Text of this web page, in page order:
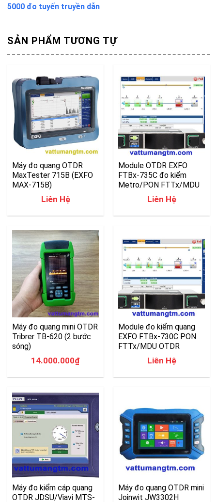
5000 đo tuyến truyền dẫn
SẢN PHẨM TƯƠNG TỰ
Máy đo quang OTDR
MaxTester 715B (EXFO
MAX-715B)
Liên Hệ
Module OTDR EXFO
FTBx-735C đo kiểm
Metro/PON FTTx/MDU
Liên Hệ
Máy đo quang mini OTDR
Tribrer TB-620 (2 bước
sóng)
14.000.000₫
Module đo kiểm quang
EXFO FTBx-730C PON
FTTx/MDU OTDR
Liên Hệ
Máy đo kiểm cáp quang
OTDR JDSU/Viavi MTS-
Máy đo quang OTDR mini
Joinwit JW3302H